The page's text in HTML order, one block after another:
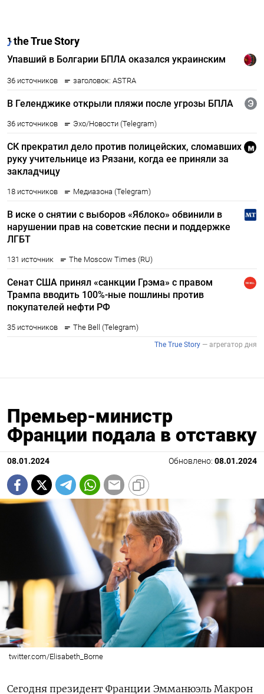
Премьер-министр
Франции подала в отставку
08.01.2024 Обновлено: 08.01.2024
twitter.com/Elisabeth_Borne
Сегодня президент Франции Эмманюэль Макрон